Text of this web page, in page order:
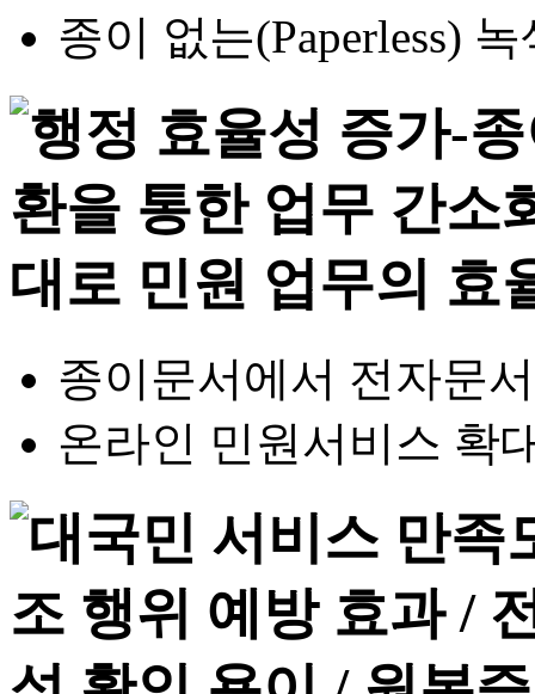
종이 없는(Paperless)
종이문서에서 전자문
온라인 민원서비스 확